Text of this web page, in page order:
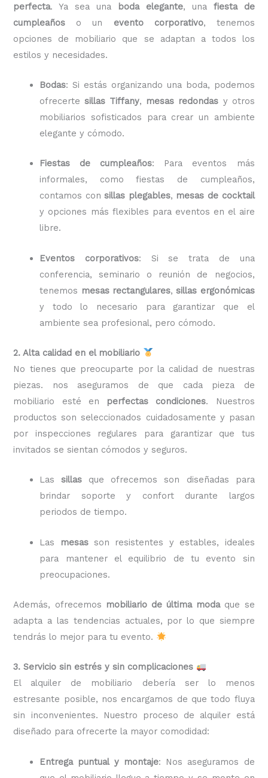
perfecta. Ya sea una boda elegante, una fiesta de
cumpleaños o un evento corporativo, tenemos
opciones de mobiliario que se adaptan a todos los
estilos y necesidades.
Bodas: Si estás organizando una boda, podemos
ofrecertesillas Tiffany, mesas redondas y otros
mobiliarios sofisticados para crear un ambiente
elegante y cómodo.
Fiestas de cumpleaños: Para eventos más
informales, como fiestas de cumpleaños,
contamos consillas plegables, mesas de cocktail
y opciones más flexibles para eventos en el aire
libre.
Eventos corporativos: Si se trata de una
conferencia, seminario o reunión de negocios,
tenemos mesas rectangulares,sillas ergonómicas
y todo lo necesario para garantizar que el
ambiente sea profesional, pero cómodo.
2. Alta calidad en el mobiliario
No tienes que preocuparte por la calidad de nuestras
piezas. nos aseguramos de que cada pieza de
mobiliario esté en
perfectas condiciones. Nuestros
productos son seleccionados cuidadosamente y pasan
por inspecciones regulares para garantizar que tus
invitados se sientan cómodos y seguros.
Lassillas que ofrecemos son diseñadas para
brindar soporte y confort durante largos
periodos de tiempo.
Las mesasson resistentes y estables, ideales
para mantener el equilibrio de tu evento sin
preocupaciones.
Además, ofrecemos mobiliario de última modaque se
adapta a las tendencias actuales, por lo que siempre
tendrás lo mejor para tu evento.
3. Servicio sin estrés y sin complicaciones
El alquiler de mobiliario debería ser lo menos
estresante posible, nos encargamos de que todo fluya
sin inconvenientes. Nuestro proceso de alquiler está
diseñado para ofrecerte la mayor comodidad:
Entrega puntual y montaje: Nos aseguramos de